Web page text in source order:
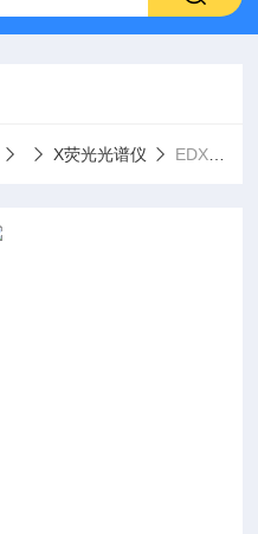
X荧光光谱仪 EDX2000Hedx能谱光谱分析仪